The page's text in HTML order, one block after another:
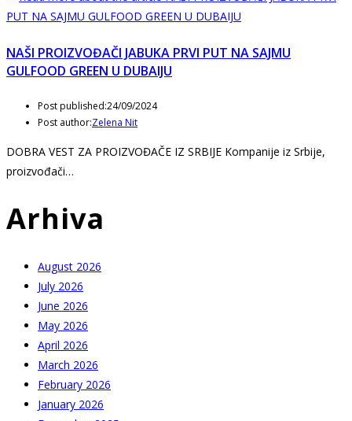
NAŠI PROIZVOĐAČI JABUKA PRVI PUT NA SAJMU
GULFOOD GREEN U DUBAIJU
Post published:24/09/2024
Post author:Zelena Nit
DOBRA VEST ZA PROIZVOĐAČE IZ SRBIJE Kompanije iz Srbije,
proizvođači…
Arhiva
August 2026
July 2026
June 2026
May 2026
April 2026
March 2026
February 2026
January 2026